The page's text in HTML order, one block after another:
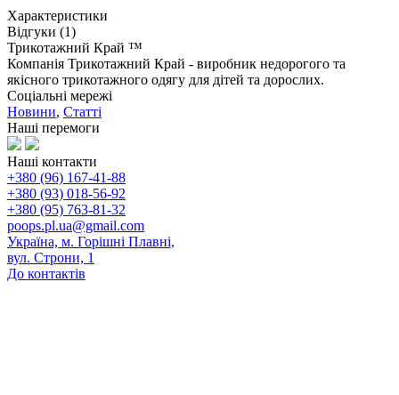
Характеристики
Відгуки (1)
Трикотажний Край ™
Компанія Трикотажний Край - виробник недорогого та
якісного трикотажного одягу для дітей та дорослих.
Соціальні мережі
Новини, Статті
Наші перемоги
Наші контакти
+380 (96) 167-41-88
+380 (93) 018-56-92
+380 (95) 763-81-32
poops.pl.ua@gmail.com
Україна, м. Горішні Плавні,
вул. Строни, 1
До контактів